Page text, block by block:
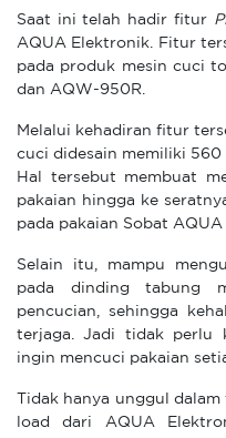
Saat ini telah hadir fitur
AQUA Elektronik. Fitur
pada produk mesin cuci
dan AQW-950R.
Melalui kehadiran fitur
cuci didesain memiliki 560
Hal tersebut membuat
pakaian hingga ke
pada pakaian Sobat AQUA
Selain itu, mampu
pada dinding tabung
pencucian, sehingga
terjaga. Jadi tidak perlu
ingin mencuci pakaian
Tidak hanya unggul
load dari AQUA